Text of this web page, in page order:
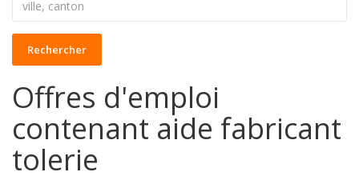
Rechercher
Offres d'emploi
contenant aide fabricant
tolerie